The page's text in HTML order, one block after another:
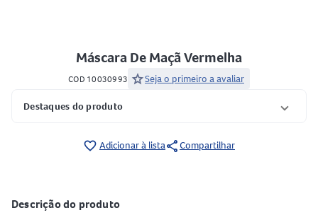
Máscara De Maçã Vermelha
COD 10030993 starSeja o primeiro a avaliar
Destaques do produto
favorite_border Adicionar à listashareCompartilhar
Descrição do produto